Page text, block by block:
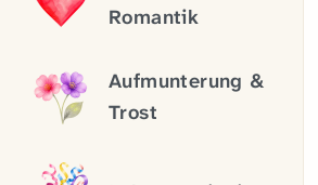
Romantik
Aufmunterung &
Trost